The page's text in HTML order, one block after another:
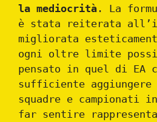
la mediocrità . La
è stata reiterata
migliorata
ogni oltre limite
pensato in quel di EA
sufficiente aggiungere
squadre e campionati
far sentire